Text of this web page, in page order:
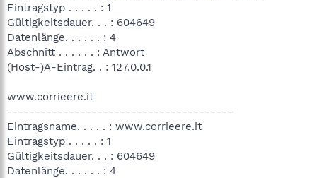
Eintragstyp . . . . . : 1
Gültigkeitsdauer. . . : 604649
Datenlänge. . . . . . : 4
Abschnitt . . . . . . : Antwort
(Host-)A-Eintrag. . : 127.0.0.1
www.corrieere.it
----------------------------------------
Eintragsname. . . . . : www.corrieere.it
Eintragstyp . . . . . : 1
Gültigkeitsdauer. . . : 604649
Datenlänge. . . . . . : 4